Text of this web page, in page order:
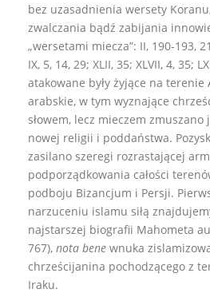
bez uzasadnienia wersety
zwalczania bądź zabijania
„wersetami miecza”: II, 190-193,
IX, 5, 14, 29; XLII, 35; XLVII, 4, 35;
atakowane były żyjące na
arabskie, w tym wyznające
słowem, lecz mieczem zmuszano
nowej religii i poddaństwa.
zasilano szeregi rozrastającej
podporządkowania całości
podboju Bizancjum i Persji.
narzuceniu islamu siłą
najstarszej biografii Mahometa
767), nota bene wnuka
chrześcijanina pochodzącego z
Iraku.